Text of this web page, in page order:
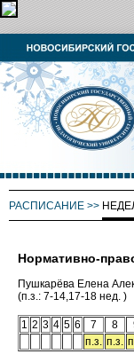
РАСПИСАНИЕ >>
Нормативно-
Пушкарёва Елена
(п.з.: 7-14,17-18 нед. )
1 2 3 4 5 6 7 8
п.з. п.з.